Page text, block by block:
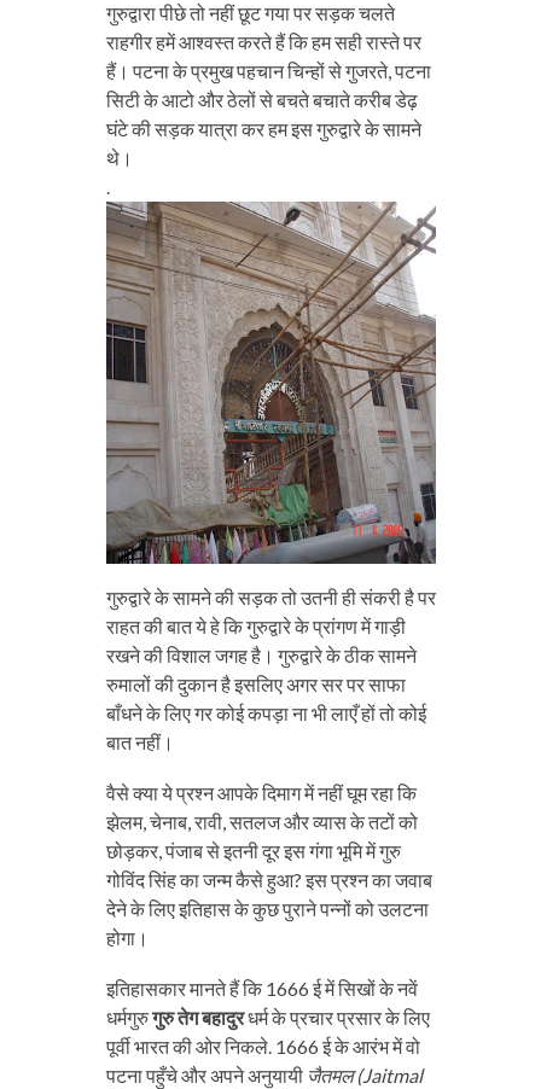
गुरुद्वारा पीछे तो नहीं छूट गया पर सड़क चलते
राहगीर हमें आश्वस्त करते हैं कि हम सही रास्ते पर
हैं। पटना के प्रमुख पहचान चिन्हों से गुजरते, पटना
सिटी के आटो और ठेलों से बचते बचाते करीब डेढ़
घंटे की सड़क यात्रा कर हम इस गुरुद्वारे के सामने
थे।
.
गुरुद्वारे के सामने की सड़क तो उतनी ही संकरी है पर
राहत की बात ये हे कि गुरुद्वारे के प्रांगण में गाड़ी
रखने की विशाल जगह है। गुरुद्वारे के ठीक सामने
रुमालों की दुकान है इसलिए अगर सर पर साफा
बाँधने के लिए गर कोई कपड़ा ना भी लाएँ हों तो कोई
बात नहीं।
वैसे क्या ये प्रश्न आपके दिमाग में नहीं घूम रहा कि
झेलम, चेनाब, रावी, सतलज और व्यास के तटों को
छोड़कर, पंजाब से इतनी दूर इस गंगा भूमि में गुरु
गोविंद सिंह का जन्म कैसे हुआ? इस प्रश्न का जवाब
देने के लिए इतिहास के कुछ पुराने पन्नों को उलटना
होगा।
इतिहासकार मानते हैं कि 1666 ई में सिखों के नवें
धर्मगुरुगुरु तेग बहादुरधर्म के प्रचार प्रसार के लिए
पूर्वी भारत की ओर निकले. 1666 ई के आरंभ में वो
पटना पहुँचे और अपने अनुयायी जैतमल (Jaitmal